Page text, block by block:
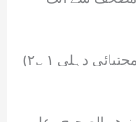
(۲؎ الدرالمختار کتاب الطہارۃ،باب الحیض مطبع مجتبائی دہلی ۱